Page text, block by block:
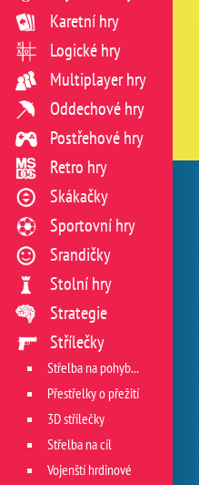
Karetní hry
Logické hry
Multiplayer hry
Oddechové hry
Postřehové hry
Retro hry
Skákačky
Sportovní hry
Srandičky
Stolní hry
Strategie
Střílečky
Střelba na pohyblivý cíl
Přestřelky o přežití
3D střílečky
Střelba na cíl
Vojenští hrdinové